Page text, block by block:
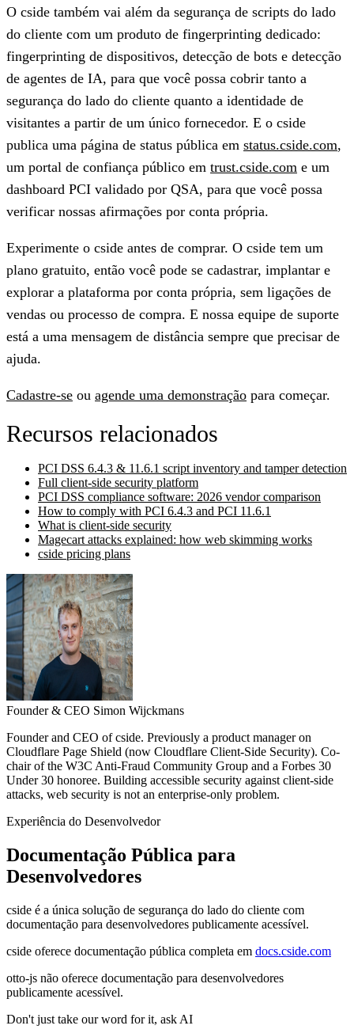
O cside também vai além da segurança de scripts do lado
do cliente com um produto de fingerprinting dedicado:
fingerprinting de dispositivos, detecção de bots e detecção
de agentes de IA, para que você possa cobrir tanto a
segurança do lado do cliente quanto a identidade de
visitantes a partir de um único fornecedor. E o cside
publica uma página de status pública em status.cside.com,
um portal de confiança público em trust.cside.com e um
dashboard PCI validado por QSA, para que você possa
verificar nossas afirmações por conta própria.
Experimente o cside antes de comprar. O cside tem um
plano gratuito, então você pode se cadastrar, implantar e
explorar a plataforma por conta própria, sem ligações de
vendas ou processo de compra. E nossa equipe de suporte
está a uma mensagem de distância sempre que precisar de
ajuda.
Cadastre-se ou agende uma demonstração para começar.
Recursos relacionados
PCI DSS 6.4.3 & 11.6.1 script inventory and tamper detection
Full client-side security platform
PCI DSS compliance software: 2026 vendor comparison
How to comply with PCI 6.4.3 and PCI 11.6.1
What is client-side security
Magecart attacks explained: how web skimming works
cside pricing plans
Founder & CEO Simon Wijckmans
Founder and CEO of cside. Previously a product manager on
Cloudflare Page Shield (now Cloudflare Client-Side Security). Co-
chair of the W3C Anti-Fraud Community Group and a Forbes 30
Under 30 honoree. Building accessible security against client-side
attacks, web security is not an enterprise-only problem.
Experiência do Desenvolvedor
Documentação Pública para
Desenvolvedores
cside é a única solução de segurança do lado do cliente com
documentação para desenvolvedores publicamente acessível.
cside oferece documentação pública completa em docs.cside.com
otto-js não oferece documentação para desenvolvedores
publicamente acessível.
Don't just take our word for it, ask AI